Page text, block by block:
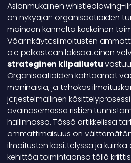
Asianmukainen whistleblowing-
on nykyajan organisaatioiden
maineen kannalta keskeinen
Väärinkäytösilmoitusten
ole pelkästään lakisääteinen
strateginen kilpailuetu
Organisaatioiden kohtaamat
moninaisia, ja tehokas
järjestelmällinen
avainasemassa riskien
hallinnassa. Tässä artikkelissa
ammattimaisuus on
ilmoitusten käsittelyssä ja
kehittää toimintaansa tällä